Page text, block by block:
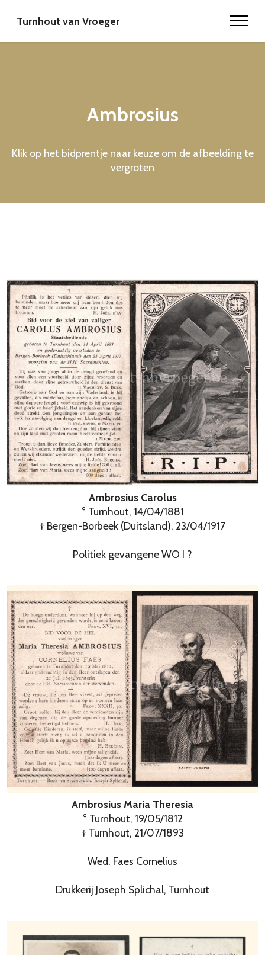
Turnhout van Vroeger
Ambrosius
Klik op het bidprentje naar keuze om de afbeelding te
vergroten
Ambrosius Carolus
° Turnhout, 14/04/1881
† Bergen-Borbeek (Duitsland), 23/04/1917
Politiek gevangene WO I ?
Ambrosius Maria Theresia
° Turnhout, 19/05/1812
† Turnhout, 21/07/1893
Wed. Faes Cornelius
Drukkerij Joseph Splichal, Turnhout